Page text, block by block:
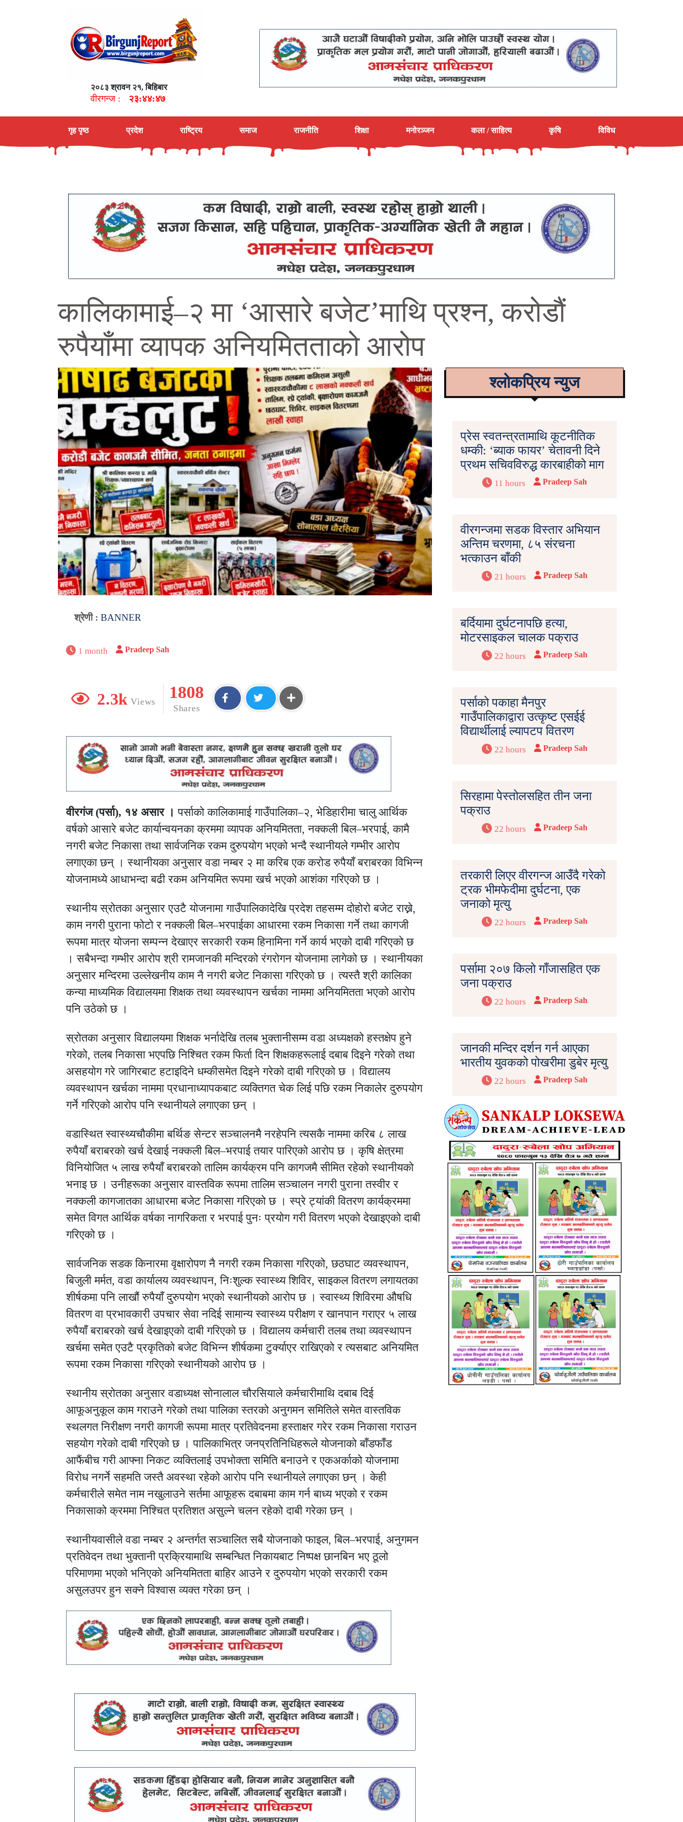
२०८३ श्रावन २१, बिहिबार
वीरगन्ज : २३:४४:४८
गृह पृष्ठ प्रदेश राष्ट्रिय समाज राजनीति शिक्षा मनोरञ्जन कला / साहित्य कृषि विविध
कालिकामाई–२ मा ‘आसारे बजेट’माथि प्रश्न, करोडौं
रुपैयाँमा व्यापक अनियमितताको आरोप
श्रेणी : BANNER
1 month Pradeep Sah
2.3k Views
1808
Shares
वीरगंज (पर्सा), १४ असार । पर्साको कालिकामाई गाउँपालिका–२, भेडिहारीमा चालु आर्थिक
वर्षको आसारे बजेट कार्यान्वयनका क्रममा व्यापक अनियमितता, नक्कली बिल–भरपाई, कामै
नगरी बजेट निकासा तथा सार्वजनिक रकम दुरुपयोग भएको भन्दै स्थानीयले गम्भीर आरोप
लगाएका छन् । स्थानीयका अनुसार वडा नम्बर २ मा करिब एक करोड रुपैयाँ बराबरका विभिन्न
योजनामध्ये आधाभन्दा बढी रकम अनियमित रूपमा खर्च भएको आशंका गरिएको छ ।
स्थानीय स्रोतका अनुसार एउटै योजनामा गाउँपालिकादेखि प्रदेश तहसम्म दोहोरो बजेट राख्ने,
काम नगरी पुराना फोटो र नक्कली बिल–भरपाईका आधारमा रकम निकासा गर्ने तथा कागजी
रूपमा मात्र योजना सम्पन्न देखाएर सरकारी रकम हिनामिना गर्ने कार्य भएको दाबी गरिएको छ
। सबैभन्दा गम्भीर आरोप श्री रामजानकी मन्दिरको रंगरोगन योजनामा लागेको छ । स्थानीयका
अनुसार मन्दिरमा उल्लेखनीय काम नै नगरी बजेट निकासा गरिएको छ । त्यस्तै श्री कालिका
कन्या माध्यमिक विद्यालयमा शिक्षक तथा व्यवस्थापन खर्चका नाममा अनियमितता भएको आरोप
पनि उठेको छ ।
स्रोतका अनुसार विद्यालयमा शिक्षक भर्नादेखि तलब भुक्तानीसम्म वडा अध्यक्षको हस्तक्षेप हुने
गरेको, तलब निकासा भएपछि निश्चित रकम फिर्ता दिन शिक्षकहरूलाई दबाब दिइने गरेको तथा
असहयोग गरे जागिरबाट हटाइदिने धम्कीसमेत दिइने गरेको दाबी गरिएको छ । विद्यालय
व्यवस्थापन खर्चका नाममा प्रधानाध्यापकबाट व्यक्तिगत चेक लिई पछि रकम निकालेर दुरुपयोग
गर्ने गरिएको आरोप पनि स्थानीयले लगाएका छन् ।
वडास्थित स्वास्थ्यचौकीमा बर्थिङ सेन्टर सञ्चालनमै नरहेपनि त्यसकै नाममा करिब ८ लाख
रुपैयाँ बराबरको खर्च देखाई नक्कली बिल–भरपाई तयार पारिएको आरोप छ । कृषि क्षेत्रमा
विनियोजित ५ लाख रुपैयाँ बराबरको तालिम कार्यक्रम पनि कागजमै सीमित रहेको स्थानीयको
भनाइ छ । उनीहरूका अनुसार वास्तविक रूपमा तालिम सञ्चालन नगरी पुराना तस्वीर र
नक्कली कागजातका आधारमा बजेट निकासा गरिएको छ । स्प्रे ट्यांकी वितरण कार्यक्रममा
समेत विगत आर्थिक वर्षका नागरिकता र भरपाई पुनः प्रयोग गरी वितरण भएको देखाइएको दाबी
गरिएको छ ।
सार्वजनिक सडक किनारमा वृक्षारोपण नै नगरी रकम निकासा गरिएको, छठघाट व्यवस्थापन,
बिजुली मर्मत, वडा कार्यालय व्यवस्थापन, निःशुल्क स्वास्थ्य शिविर, साइकल वितरण लगायतका
शीर्षकमा पनि लाखौं रुपैयाँ दुरुपयोग भएको स्थानीयको आरोप छ । स्वास्थ्य शिविरमा औषधि
वितरण वा प्रभावकारी उपचार सेवा नदिई सामान्य स्वास्थ्य परीक्षण र खानपान गराएर ५ लाख
रुपैयाँ बराबरको खर्च देखाइएको दाबी गरिएको छ । विद्यालय कर्मचारी तलब तथा व्यवस्थापन
खर्चमा समेत एउटै प्रकृतिको बजेट विभिन्न शीर्षकमा टुर्क्याएर राखिएको र त्यसबाट अनियमित
रूपमा रकम निकासा गरिएको स्थानीयको आरोप छ ।
स्थानीय स्रोतका अनुसार वडाध्यक्ष सोनालाल चौरसियाले कर्मचारीमाथि दबाब दिई
आफूअनुकूल काम गराउने गरेको तथा पालिका स्तरको अनुगमन समितिले समेत वास्तविक
स्थलगत निरीक्षण नगरी कागजी रूपमा मात्र प्रतिवेदनमा हस्ताक्षर गरेर रकम निकासा गराउन
सहयोग गरेको दाबी गरिएको छ । पालिकाभित्र जनप्रतिनिधिहरूले योजनाको बाँडफाँड
आफैंबीच गरी आफ्ना निकट व्यक्तिलाई उपभोक्ता समिति बनाउने र एकअर्काको योजनामा
विरोध नगर्ने सहमति जस्तै अवस्था रहेको आरोप पनि स्थानीयले लगाएका छन् । केही
कर्मचारीले समेत नाम नखुलाउने सर्तमा आफूहरू दबाबमा काम गर्न बाध्य भएको र रकम
निकासाको क्रममा निश्चित प्रतिशत असुल्ने चलन रहेको दाबी गरेका छन् ।
स्थानीयवासीले वडा नम्बर २ अन्तर्गत सञ्चालित सबै योजनाको फाइल, बिल–भरपाई, अनुगमन
प्रतिवेदन तथा भुक्तानी प्रक्रियामाथि सम्बन्धित निकायबाट निष्पक्ष छानबिन भए ठूलो
परिमाणमा भएको भनिएको अनियमितता बाहिर आउने र दुरुपयोग भएको सरकारी रकम
असुलउपर हुन सक्ने विश्वास व्यक्त गरेका छन् ।
श्लोकप्रिय न्युज
प्रेस स्वतन्त्रतामाथि कूटनीतिक
धम्की: ‘ब्याक फायर’ चेतावनी दिने
प्रथम सचिवविरुद्ध कारबाहीको माग
11 hours Pradeep Sah
वीरगन्जमा सडक विस्तार अभियान
अन्तिम चरणमा, ८५ संरचना
भत्काउन बाँकी
21 hours Pradeep Sah
बर्दियामा दुर्घटनापछि हत्या,
मोटरसाइकल चालक पक्राउ
22 hours Pradeep Sah
पर्साको पकाहा मैनपुर
गाउँपालिकाद्वारा उत्कृष्ट एसईई
विद्यार्थीलाई ल्यापटप वितरण
22 hours Pradeep Sah
सिरहामा पेस्तोलसहित तीन जना
पक्राउ
22 hours Pradeep Sah
तरकारी लिएर वीरगन्ज आउँदै गरेको
ट्रक भीमफेदीमा दुर्घटना, एक
जनाको मृत्यु
22 hours Pradeep Sah
पर्सामा २०७ किलो गाँजासहित एक
जना पक्राउ
22 hours Pradeep Sah
जानकी मन्दिर दर्शन गर्न आएका
भारतीय युवकको पोखरीमा डुबेर मृत्यु
22 hours Pradeep Sah